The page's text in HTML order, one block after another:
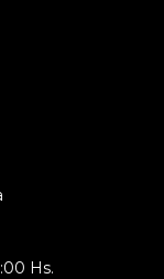
Hs.